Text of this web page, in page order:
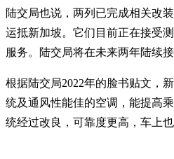
陆交局也说，两列已完成相关改
运抵新加坡。它们目前正在接受
服务。陆交局将在未来两年陆续接
根据陆交局2022年的脸书贴文，
统及通风性能佳的空调，能提高
统经过改良，可靠度更高，车上